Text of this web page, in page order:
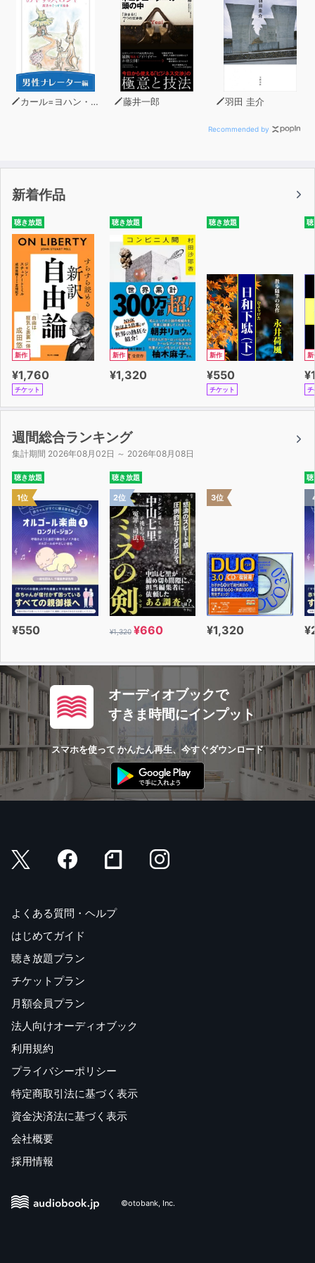
カール=ヨハン・エリーン 藤井一郎 羽田 圭介
Recommended by
新着作品
聴き放題
新作
¥1,760
チケット
聴き放題
新作
¥1,320
聴き放題
新作
¥550
チケット
聴
新
チ
週間総合ランキング
集計期間 2026年08月02日 ～ 2026年08月08日
聴き放題
1位
¥550
聴き放題
2位
¥1,320 ¥660
3位
¥1,320
聴
オーディオブックで
すきま時間にインプット
スマホを使って かんたん再生、今すぐダウンロード
よくある質問・ヘルプ
はじめてガイド
聴き放題プラン
チケットプラン
月額会員プラン
法人向けオーディオブック
利用規約
プライバシーポリシー
特定商取引法に基づく表示
資金決済法に基づく表示
会社概要
採用情報
©otobank, Inc.